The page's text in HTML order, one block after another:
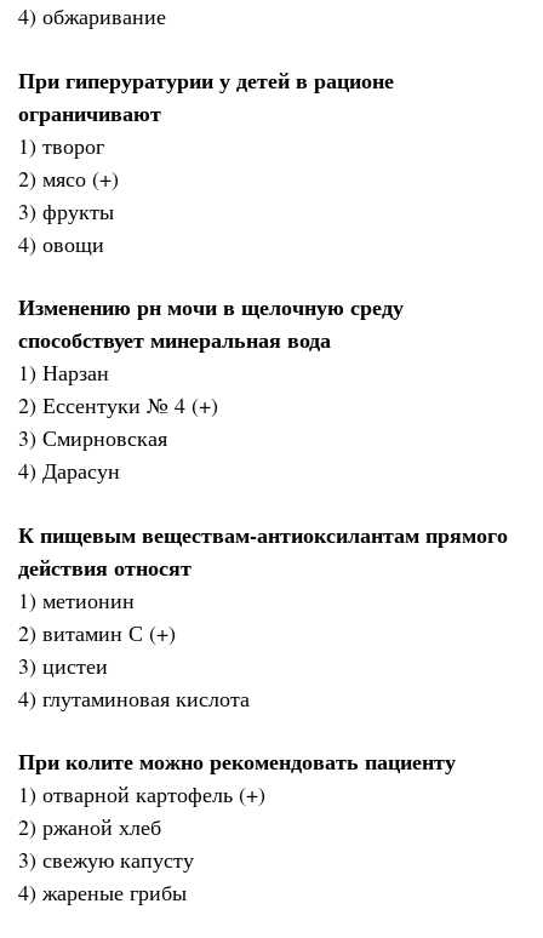
4) обжаривание
При гиперуратурии у детей в рационе
ограничивают
1) творог
2) мясо (+)
3) фрукты
4) овощи
Изменению рн мочи в щелочную среду
способствует минеральная вода
1) Нарзан
2) Ессентуки № 4 (+)
3) Смирновская
4) Дарасун
К пищевым веществам-антиоксилантам прямого
действия относят
1) метионин
2) витамин С (+)
3) цистеи
4) глутаминовая кислота
При колите можно рекомендовать пациенту
1) отварной картофель (+)
2) ржаной хлеб
3) свежую капусту
4) жареные грибы